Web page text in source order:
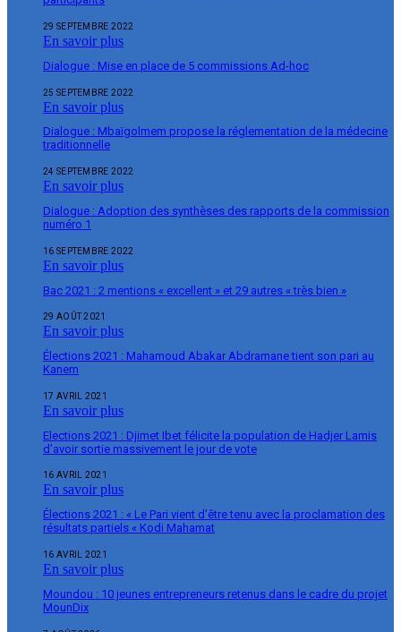
29 SEPTEMBRE 2022
En savoir plus
Dialogue : Mise en place de 5 commissions Ad-hoc
25 SEPTEMBRE 2022
En savoir plus
Dialogue : Mbaïgolmem propose la réglementation de la médecine
traditionnelle
24 SEPTEMBRE 2022
En savoir plus
Dialogue : Adoption des synthèses des rapports de la commission
numéro 1
16 SEPTEMBRE 2022
En savoir plus
Bac 2021 : 2 mentions « excellent » et 29 autres « très bien »
29 AOÛT 2021
En savoir plus
Élections 2021 : Mahamoud Abakar Abdramane tient son pari au
Kanem
17 AVRIL 2021
En savoir plus
Elections 2021 : Djimet Ibet félicite la population de Hadjer Lamis
d’avoir sortie massivement le jour de vote
16 AVRIL 2021
En savoir plus
Élections 2021 : « Le Pari vient d’être tenu avec la proclamation des
résultats partiels « Kodi Mahamat
16 AVRIL 2021
En savoir plus
Moundou : 10 jeunes entrepreneurs retenus dans le cadre du projet
MounDix